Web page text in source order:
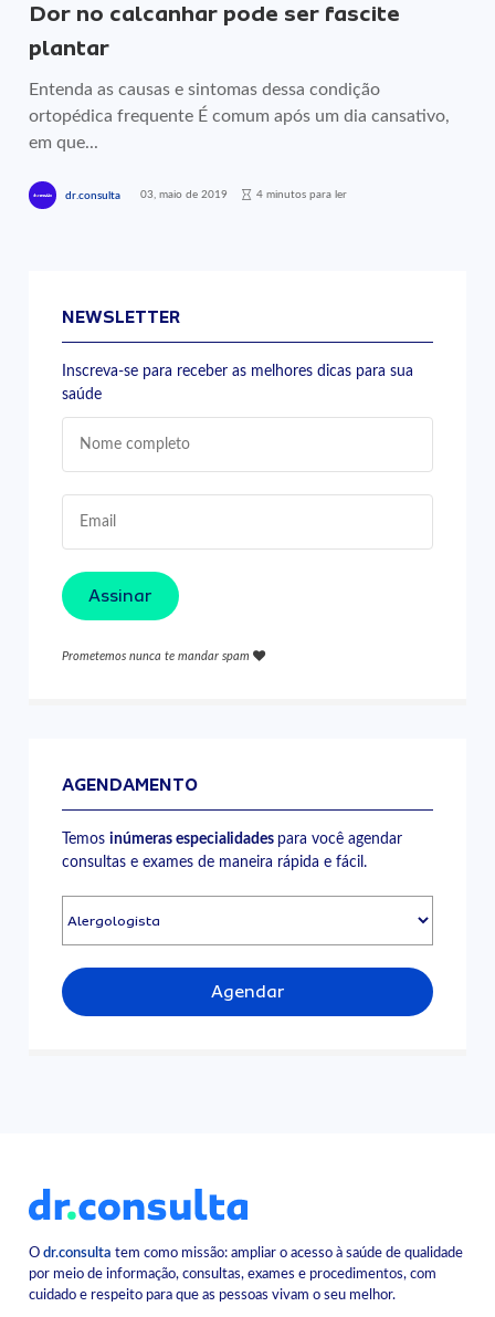
Dor no calcanhar pode ser fascite
plantar
Entenda as causas e sintomas dessa condição
ortopédica frequente É comum após um dia cansativo,
em que...
dr.consulta 03, maio de 2019 4 minutos para ler
NEWSLETTER
Inscreva-se para receber as melhores dicas para sua
saúde
Assinar
Prometemos nunca te mandar spam
AGENDAMENTO
Temosinúmeras especialidades para você agendar
consultas e exames de maneira rápida e fácil.
Agendar
Odr.consulta tem como missão: ampliar o acesso à saúde de qualidade
por meio de informação, consultas, exames e procedimentos, com
cuidado e respeito para que as pessoas vivam o seu melhor.